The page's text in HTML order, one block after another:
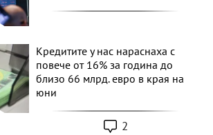
Кредитите у нас нараснаха с
повече от 16% за година до
близо 66 млрд. евро в края на
юни
2